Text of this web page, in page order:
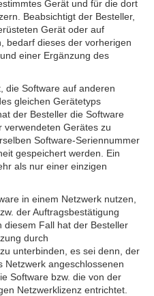
Gerät und für die dort
Beabsichtigt der Besteller,
Gerät oder auf
bedarf dieses der vorherigen
einer Ergänzung des
die Software auf anderen
gleichen Gerätetyps
der Besteller die Software
verwendeten Gerätes zu
Software-Seriennummer
gespeichert werden. Ein
als nur einer einzigen
in einem Netzwerk nutzen,
der Auftragsbestätigung
diesem Fall hat der Besteller
durch
unterbinden, es sei denn, der
Netzwerk angeschlossenen
Software bzw. die von der
Netzwerklizenz entrichtet.